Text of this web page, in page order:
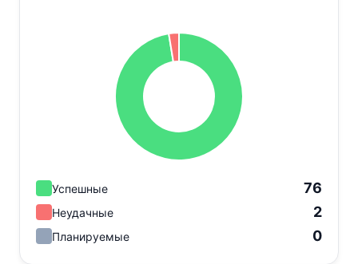
Успешные 76
Неудачные 2
Планируемые 0